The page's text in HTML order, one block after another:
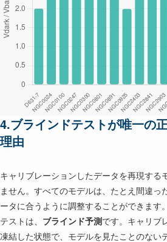
4.ブラインドテストが唯一の
理由
キャリブレーションしたデータを再現する
ません。すべてのモデルは、たとえ間違っ
ータに合うように調整することができます
テストは、 ブラインド予測です。キャリブ
凍結した状態で、モデルを見たことのない